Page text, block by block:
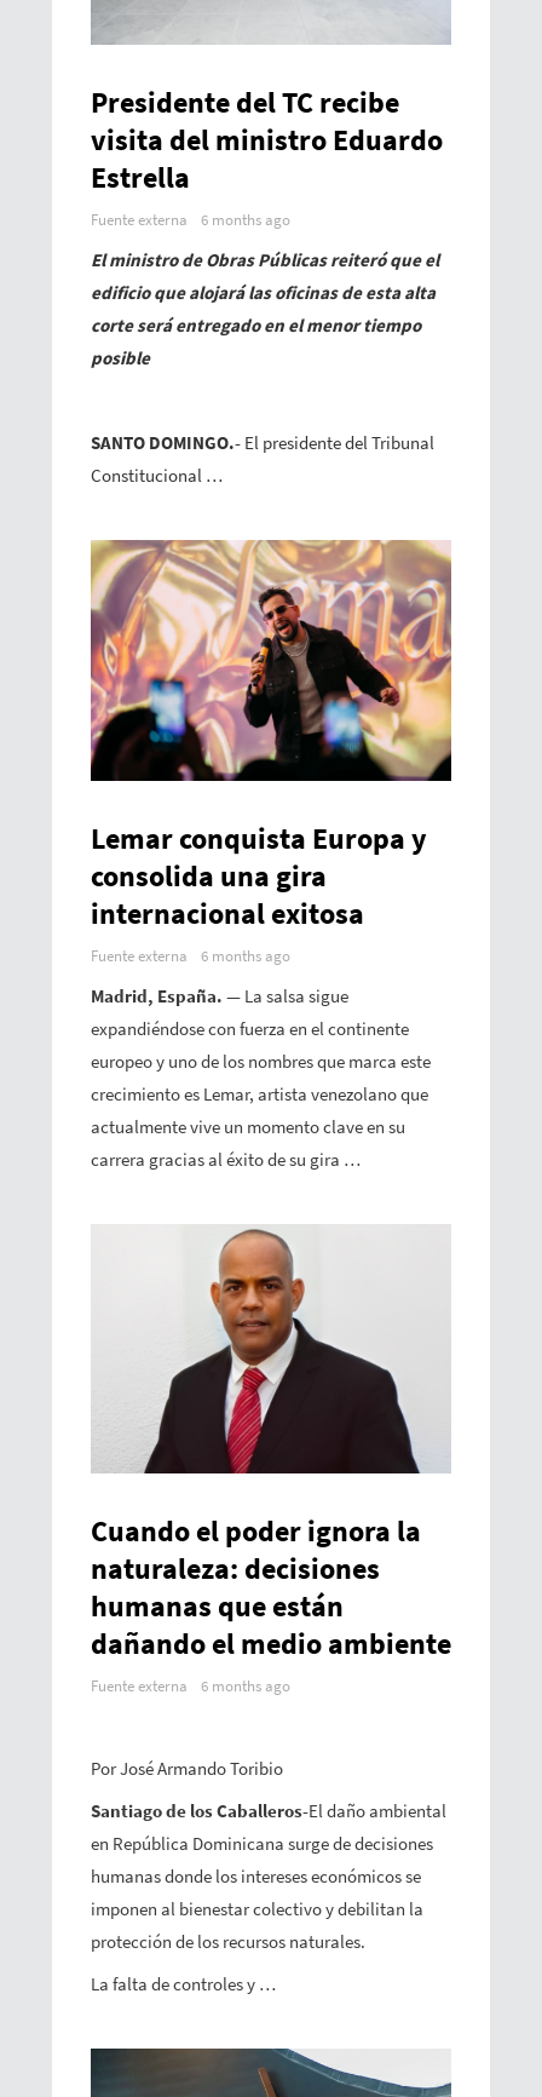
Presidente del TC recibe
visita del ministro Eduardo
Estrella
Fuente externa 6 months ago
El ministro de Obras Públicas reiteró que el
edificio que alojará las oficinas de esta alta
corte será entregado en el menor tiempo
posible
SANTO DOMINGO.- El presidente del Tribunal
Constitucional …
Lemar conquista Europa y
consolida una gira
internacional exitosa
Fuente externa 6 months ago
Madrid, España. — La salsa sigue
expandiéndose con fuerza en el continente
europeo y uno de los nombres que marca este
crecimiento es Lemar, artista venezolano que
actualmente vive un momento clave en su
carrera gracias al éxito de su gira …
Cuando el poder ignora la
naturaleza: decisiones
humanas que están
dañando el medio ambiente
Fuente externa 6 months ago
Por José Armando Toribio
Santiago de los Caballeros-El daño ambiental
en República Dominicana surge de decisiones
humanas donde los intereses económicos se
imponen al bienestar colectivo y debilitan la
protección de los recursos naturales.
La falta de controles y …